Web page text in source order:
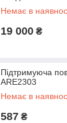
Немає в
19 000 ₴
Підтримуюча
ARE2303
Немає в
587 ₴